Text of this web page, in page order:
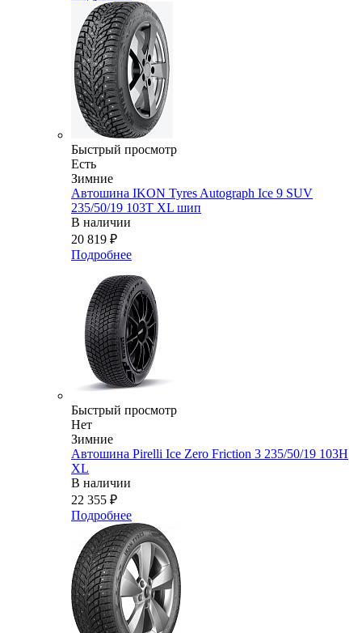
Быстрый просмотр
Есть
Зимние
Автошина IKON Tyres Autograph Ice 9 SUV
235/50/19 103T XL шип
В наличии
20 819 ₽
Подробнее
Быстрый просмотр
Нет
Зимние
Автошина Pirelli Ice Zero Friction 3 235/50/19 103H
XL
В наличии
22 355 ₽
Подробнее